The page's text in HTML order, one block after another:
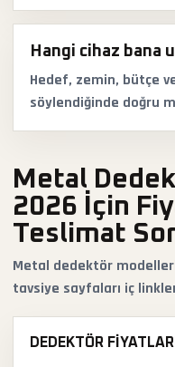
Hangi cihaz bana
Hedef, zemin, bütçe
söylendiğinde doğru
Metal
2026 İçin
Teslimat
Metal dedektör
tavsiye sayfaları iç
DEDEKTÖR FIYATLARI